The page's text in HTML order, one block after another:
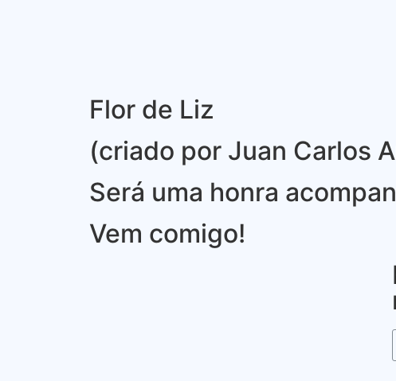
Flor de Liz
(criado por Juan Carlos
Será uma honra
Vem comigo!